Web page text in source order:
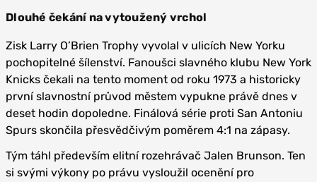
Dlouhé čekání na vytoužený vrchol
Zisk Larry O’Brien Trophy vyvolal v ulicích New Yorku
pochopitelné šílenství. Fanoušci slavného klubu New York
Knicks čekali na tento moment od roku 1973 a historicky
první slavnostní průvod městem vypukne právě dnes v
deset hodin dopoledne. Finálová série proti San Antoniu
Spurs skončila přesvědčivým poměrem 4:1 na zápasy.
Tým táhl především elitní rozehrávač Jalen Brunson. Ten
si svými výkony po právu vysloužil ocenění pro